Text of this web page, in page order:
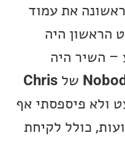
עמוד
היה
Chris
אף
כולל לקיחת